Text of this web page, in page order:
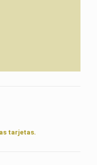
tarjetas.